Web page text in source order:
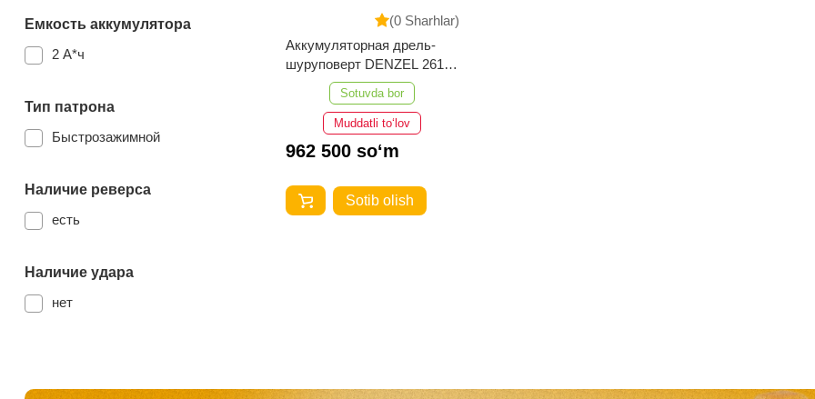
Емкость аккумулятора
2 А*ч
Тип патрона
Быстрозажимной
Наличие реверса
есть
Наличие удара
нет
(0 Sharhlar)
Аккумуляторная дрель-
шуруповерт DENZEL 26105
CDL-12-02BM
Sotuvda bor
Muddatli to‘lov
962 500 so‘m
Sotib olish